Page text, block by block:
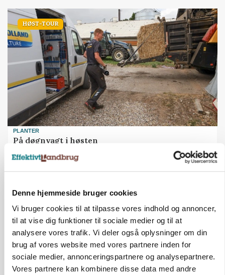
Denne hjemmeside bruger cookies
Vi bruger cookies til at tilpasse vores indhold og annoncer,
til at vise dig funktioner til sociale medier og til at
analysere vores trafik. Vi deler også oplysninger om din
brug af vores website med vores partnere inden for
sociale medier, annonceringspartnere og analysepartnere.
Vores partnere kan kombinere disse data med andre
HØST-TOUR
PLANTER
På døgnvagt i høsten